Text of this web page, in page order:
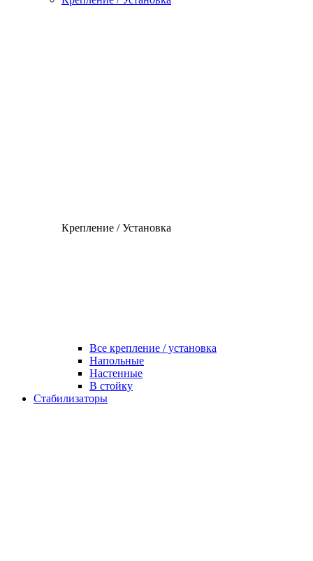
Крепление / Установка
Все крепление / установка
Напольные
Настенные
В стойку
Стабилизаторы